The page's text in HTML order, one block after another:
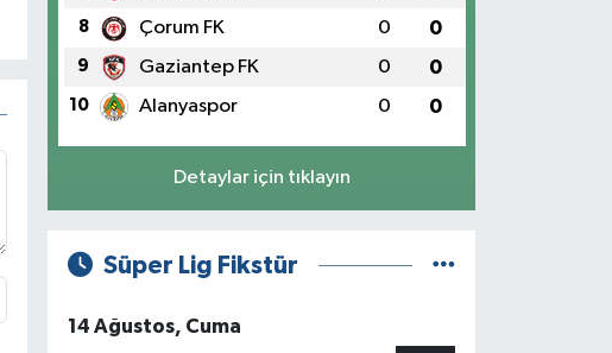
8 Çorum FK 0 0
9 Gaziantep FK 0 0
10 Alanyaspor 0 0
Detaylar için tıklayın
Süper Lig Fikstür
14 Ağustos, Cuma